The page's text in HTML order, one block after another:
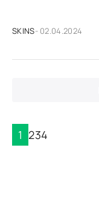
SKINS- 02.04.2024
1 234